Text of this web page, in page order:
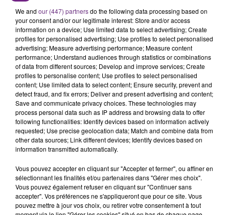
L'INSPECTION DU TRAVAIL RAPPELLE À
L'ORDRE SUR LES CONDITIONS DE...
Alors que les dates de début des vendange 2026
s'est avéré être plus précoce que prévu,
l'inspection du Travail en profite pour rappeler
les conditions de...
TITRES DIFFUSÉS
9h11
9h11
TAYLOR SWIFT
I Knew It, I Knew You
9h08
9h08
BRICE CONRAD
Oh La
We and our (447) partnersdo the following data processing based on
your consent and/or our legitimate interest: Store and/or access
information on a device; Use limited data to select advertising; Create
profiles for personalised advertising; Use profiles to select personalised
advertising; Measure advertising performance; Measure content
performance; Understand audiences through statistics or combinations
of data from different sources; Develop and improve services; Create
profiles to personalise content; Use profiles to select personalised
content; Use limited data to select content; Ensure security, prevent and
detect fraud, and fix errors; Deliver and present advertising and content;
Save and communicate privacy choices. These technologies may
process personal data such as IP address and browsing data to offer
following functionalities: Identify devices based on information actively
requested; Use precise geolocation data; Match and combine data from
other data sources; Link different devices; Identify devices based on
information transmitted automatically.
Vous pouvez accepter en cliquant sur "Accepter et fermer", ou affiner en
sélectionnant les finalités et/ou partenaires dans "Gérer mes choix".
Vous pouvez également refuser en cliquant sur "Continuer sans
accepter". Vos préférences ne s'appliqueront que pour ce site. Vous
pouvez mettre à jour vos choix, ou retirer votre consentement à tout